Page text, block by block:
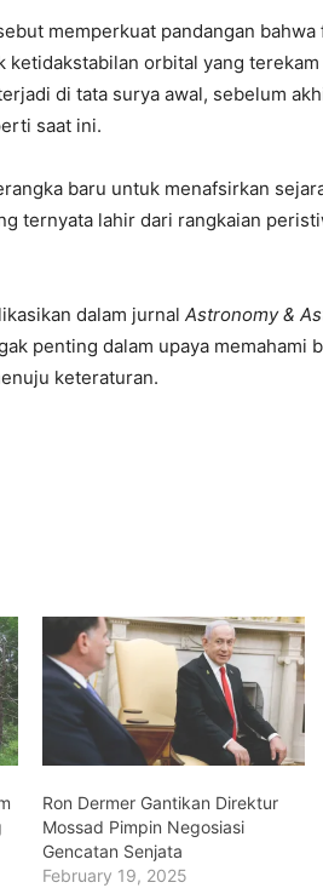
memperkuat pandangan
ketidakstabilan orbital yang
di tata surya awal, sebelum
saat ini.
baru untuk menafsirkan
ternyata lahir dari rangkaian
dalam jurnal Astronomy &
penting dalam upaya memahami
keteraturan.
Ron Dermer Gantikan Direktur
Mossad Pimpin Negosiasi
Gencatan Senjata
February 19, 2025